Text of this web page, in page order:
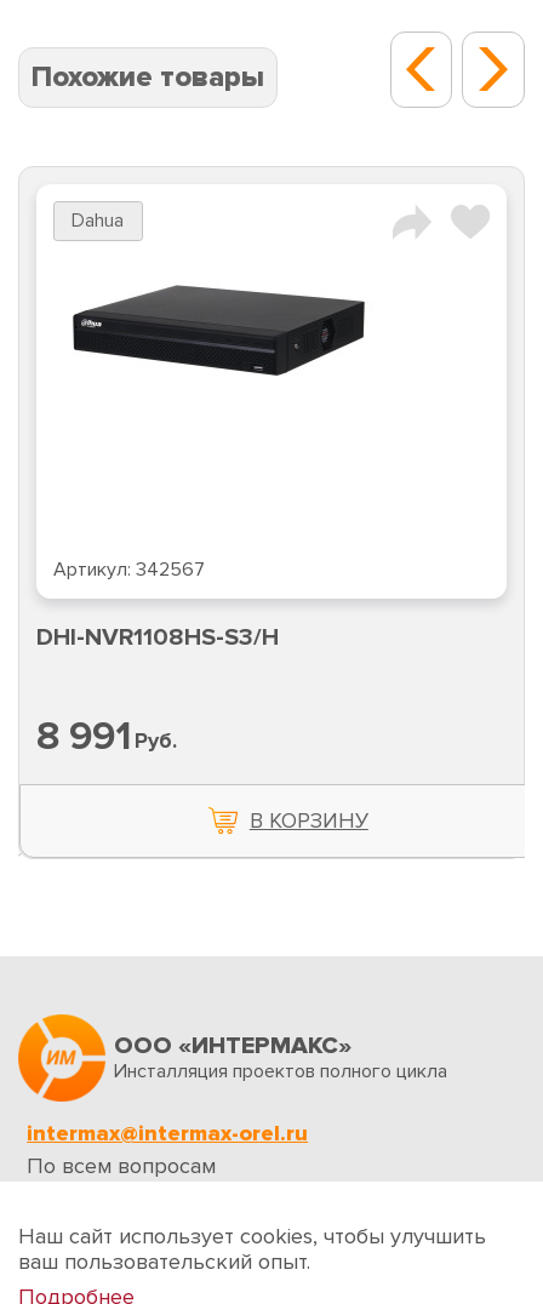
Похожие товары
Dahua
Артикул: 342567
DHI-NVR1108HS-S3/H
8 991 Руб.
В КОРЗИНУ
ООО «ИНТЕРМАКС»
Инсталляция проектов полного цикла
intermax@intermax-orel.ru
По всем вопросам
Обратная связь
Наш сайт использует cookies, чтобы улучшить
ваш пользовательский опыт.
Подробнее